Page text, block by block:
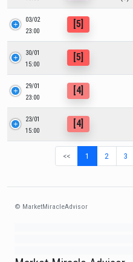
03/02
23:00
[5]
30/01
15:00
[5]
29/01
23:00
[4]
23/01
15:00
[4]
<< 1 2 3
© MarketMiracleAdvisor